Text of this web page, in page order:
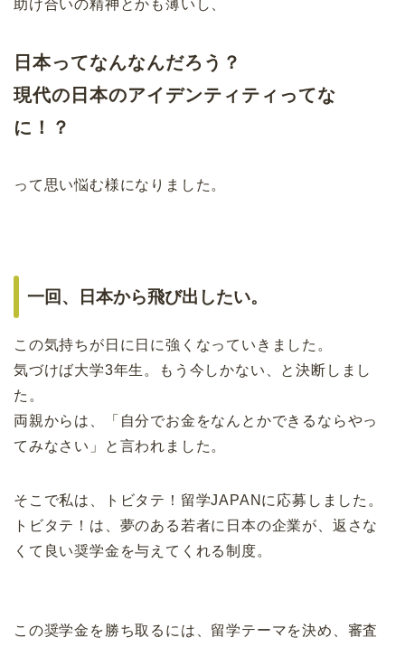
助け合いの精神とかも薄いし、
日本ってなんなんだろう？
現代の日本のアイデンティティってな
に！？
って思い悩む様になりました。
一回、日本から飛び出したい。
この気持ちが日に日に強くなっていきました。
気づけば大学3年生。もう今しかない、と決断しまし
た。
両親からは、「自分でお金をなんとかできるならやっ
てみなさい」と言われました。
そこで私は、トビタテ！留学JAPANに応募しました。
トビタテ！は、夢のある若者に日本の企業が、返さな
くて良い奨学金を与えてくれる制度。
この奨学金を勝ち取るには、留学テーマを決め、審査